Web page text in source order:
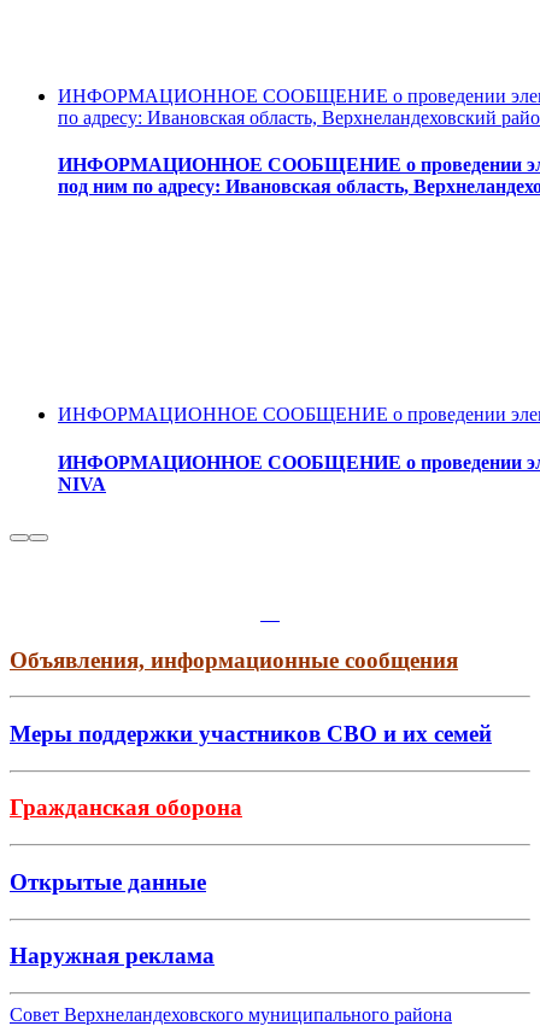
ИНФОРМАЦИОННОЕ СООБЩЕНИЕ о проведении
по адресу: Ивановская область, Верхнеландеховский
ИНФОРМАЦИОННОЕ СООБЩЕНИЕ о проведении
под ним по адресу: Ивановская область,
ИНФОРМАЦИОННОЕ СООБЩЕНИЕ о проведении
ИНФОРМАЦИОННОЕ СООБЩЕНИЕ о проведении
NIVA
Объявления, информационные сообщения
Меры поддержки участников СВО и их семей
Гражданская оборона
Открытые данные
Наружная реклама
Совет Верхнеландеховского муниципального района